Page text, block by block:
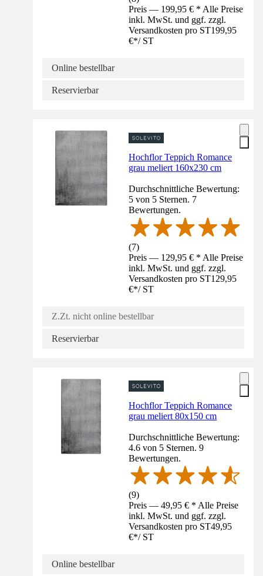
Preis — 199,95 € * Alle Preise
inkl. MwSt. und ggf. zzgl.
Versandkosten pro ST199,95
€*/ ST
Online bestellbar
Reservierbar
Hochflor Teppich Romance
grau meliert 160x230 cm
Durchschnittliche Bewertung:
5 von 5 Sternen. 7
Bewertungen.
(7)
Preis — 129,95 € * Alle Preise
inkl. MwSt. und ggf. zzgl.
Versandkosten pro ST129,95
€*/ ST
Z.Zt. nicht online bestellbar
Reservierbar
Hochflor Teppich Romance
grau meliert 80x150 cm
Durchschnittliche Bewertung:
4.6 von 5 Sternen. 9
Bewertungen.
(9)
Preis — 49,95 € * Alle Preise
inkl. MwSt. und ggf. zzgl.
Versandkosten pro ST49,95
€*/ ST
Online bestellbar